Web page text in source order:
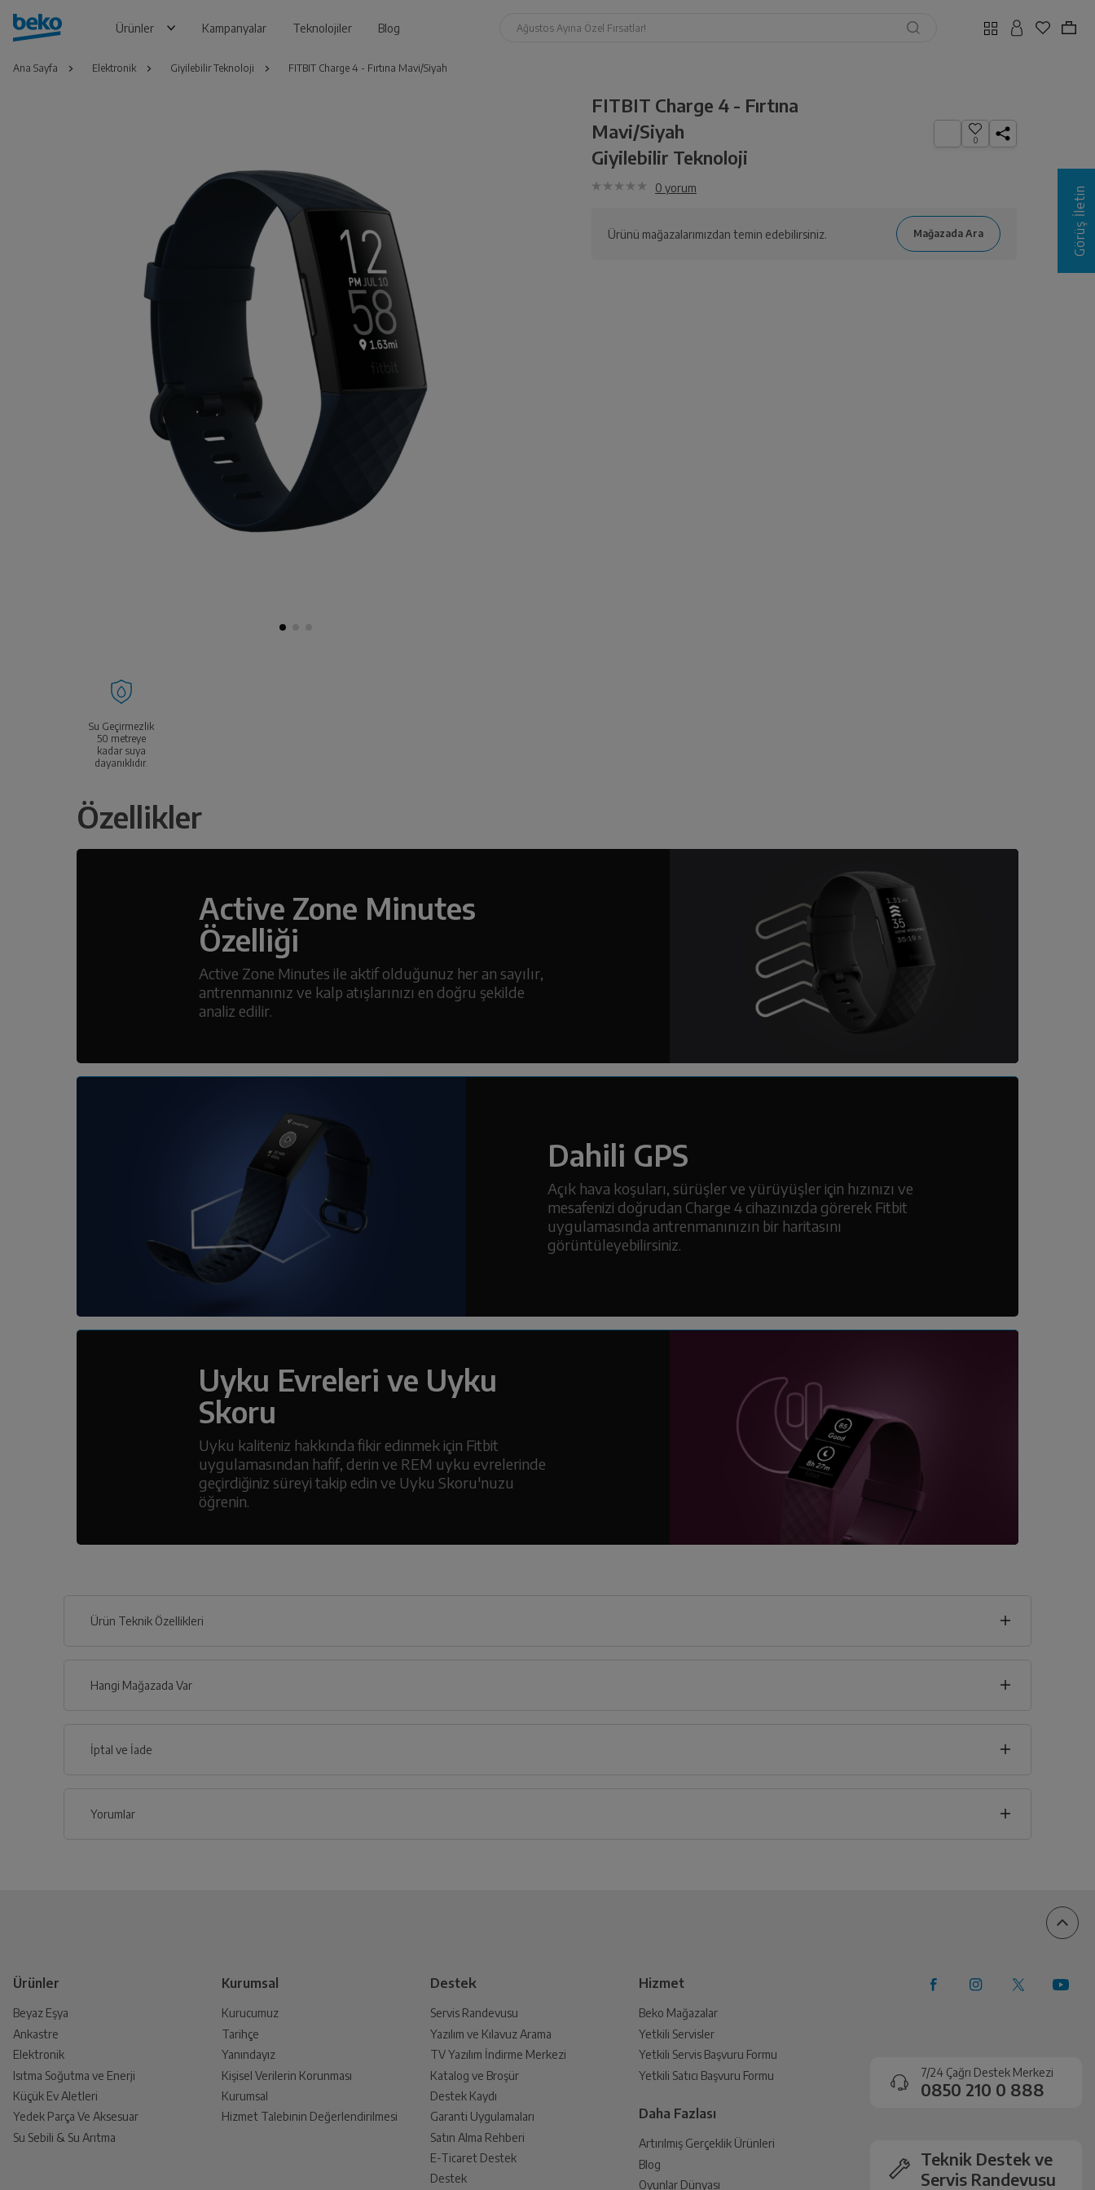
Ürünler Kampanyalar Teknolojiler Blog Ağustos Ayına Özel Fırsatlar!
Ana Sayfa Elektronik Giyilebilir Teknoloji FITBIT Charge 4 - Fırtına Mavi/Siyah
Su Geçirmezlik
50 metreye
kadar suya
dayanıklıdır.
FITBIT Charge 4 - Fırtına
Mavi/Siyah
Giyilebilir Teknoloji
0
0 yorum
Ürünü mağazalarımızdan temin edebilirsiniz.
Özellikler
Active Zone Minutes
Özelliği
Active Zone Minutes ile aktif olduğunuz her an sayılır,
antrenmanınız ve kalp atışlarınızı en doğru şekilde
analiz edilir.
Dahili GPS
Açık hava koşuları, sürüşler ve yürüyüşler için hızınızı ve
mesafenizi doğrudan Charge 4 cihazınızda görerek Fitbit
uygulamasında antrenmanınızın bir haritasını
görüntüleyebilirsiniz.
Uyku Evreleri ve Uyku
Skoru
Uyku kaliteniz hakkında fikir edinmek için Fitbit
uygulamasından hafif, derin ve REM uyku evrelerinde
geçirdiğiniz süreyi takip edin ve Uyku Skoru'nuzu
öğrenin.
Ürün Teknik Özellikleri
Hangi Mağazada Var
İptal ve İade
Ürünü Yetkili Servise Teslim Edin
Ürünü eksiksiz ve hasarsız olarak faturası ile birlikte yetkili servise teslim edin.
Yetkili servis gerekli kontrolleri sağladıktan sonra İade süreciniz tamamlanacaktır.
Yorumlar
Ürünler
Beyaz Eşya
Ankastre
Elektronik
Isıtma Soğutma ve Enerji
Küçük Ev Aletleri
Yedek Parça Ve Aksesuar
Su Sebili & Su Arıtma
Kurumsal
Kurucumuz
Tarihçe
Yanındayız
Kişisel Verilerin Korunması
Kurumsal
Hizmet Talebinin Değerlendirilmesi
Destek
Servis Randevusu
Yazılım ve Kılavuz Arama
TV Yazılım İndirme Merkezi
Katalog ve Broşür
Destek Kaydı
Garanti Uygulamaları
Satın Alma Rehberi
E-Ticaret Destek
Destek
Hizmet
Beko Mağazalar
Yetkili Servisler
Yetkili Servis Başvuru Formu
Yetkili Satıcı Başvuru Formu
Daha Fazlası
Artırılmış Gerçeklik Ürünleri
Blog
Oyunlar Dünyası
7/24 Çağrı Destek Merkezi
0850 210 0 888
Teknik Destek ve
Servis Randevusu
Görüş İletin